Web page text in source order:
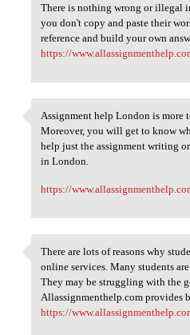
There is nothing wrong or illegal
you don't copy and paste their
reference and build your own
https://
Assignment help London is
Assignment help London is more
Moreover, you will get to know
help just the assignment writing
in London.
https://
There are lots of reasons
There are lots of reasons why
online services. Many students
They may be struggling with the
Allassignmenthelp.com provides
https://